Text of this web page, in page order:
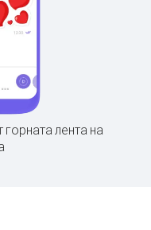
горната лента на